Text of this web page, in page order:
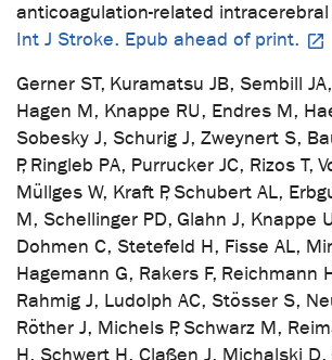
anticoagulation-related
Int J Stroke. Epub ahead of print.
Gerner ST, Kuramatsu JB, Sembill
Hagen M, Knappe RU, Endres M,
Sobesky J, Schurig J, Zweynert S,
P, Ringleb PA, Purrucker JC, Rizos T,
Müllges W, Kraft P, Schubert AL,
M, Schellinger PD, Glahn J, Knappe
Dohmen C, Stetefeld H, Fisse AL,
Hagemann G, Rakers F, Reichmann
Rahmig J, Ludolph AC, Stösser S,
Röther J, Michels P, Schwarz M,
H, Schwert H, Claßen J, Michalski D,